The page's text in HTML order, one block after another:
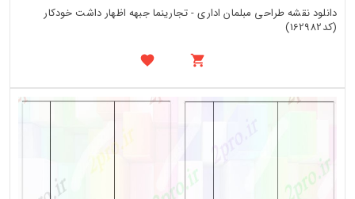
دانلود نقشه طراحی مبلمان اداری - تجارینما جبهه اظهار داشت خودکار
(کد162982)